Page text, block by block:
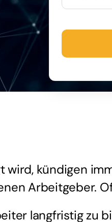
kündigen
Arbeitgeber.
langfristig zu